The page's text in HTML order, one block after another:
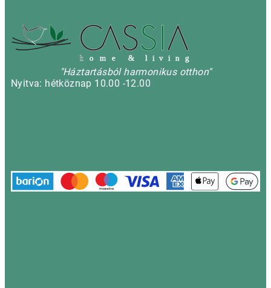
h o m e & l i v i n g
"Háztartásból harmonikus otthon"
Nyitva: hétköznap 10.00 -12.00